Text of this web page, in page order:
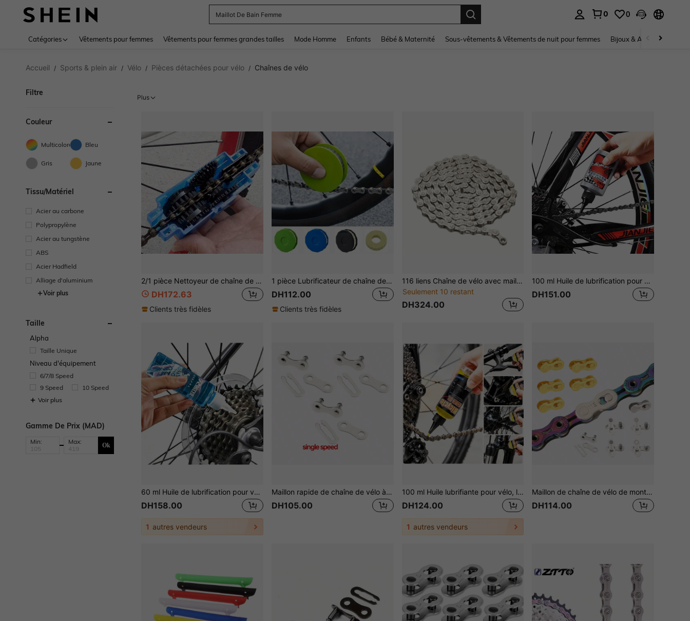
Sac
0 0
Catégories Vêtements pour femmes Vêtements pour femmes grandes tailles Mode Homme Enfants Bébé & Maternité Sous-vêtements & Vêtements de nuit pour femmes Bijoux & Accessoires pour
Accueil / Sports & plein air / Vélo / Pièces détachées pour vélo / Chaînes de vélo
Filtre
Couleur
Multicolore Bleu
Gris Jaune
Tissu/matériel
Acier au carbone
Polypropylène
Acier au tungstène
ABS
Acier Hadfield
Alliage d'aluminium
Voir plus
Taille
Alpha
Taille Unique
Niveau d'équipement
6/7/8 Speed
9 Speed
10 Speed
Voir plus
Gamme De Prix (MAD)
Min: Max: Ok
Plus
2/1 pièce Nettoyeur de chaîne de vélo de montagne portable / Outil de nettoyage pour l'entretien de la chaîne de vélo de route
DH172.63
Clients très fidèles
1 pièce Lubrificateur de chaîne de vélo portable universel, facile à utiliser. L'huileur assure une chaîne anti-rouille et une conduite en douceur
DH112.00
Clients très fidèles
116 liens Chaîne de vélo avec maillon à largage rapide - Remplacement universel pour les vélos de montagne, les vélos de route et les vélos hybrides 6/7/8 vitesses
Seulement 10 restant
DH324.00
100 ml Huile de lubrification pour vélo, huile d'entretien de vélo imperméable et anti-rouille, convient pour les chaînes de vélo de montagne, de route, lubrifiant polyvalent pour l'avant et l'arrière des amortisseurs anti-rouille et anti-poussière, pièces de réparation de vélo
DH151.00
60 ml Huile de lubrification pour vélo, huile d'entretien de vélo résistant à l'eau, lubrifiant anti-rouille pour chaîne de vélo de montagne et de route, amortisseur avant et arrière, huile anti-rouille anti-poussière
DH158.00
1 autres vendeurs
Maillon rapide de chaîne de vélo à vitesse unique, clip de chaîne de vélo de route, clip de chaîne de vélo tout-terrain à dégagement rapide
DH105.00
100 ml Huile lubrifiante pour vélo, lubrifiant pour chaîne de vélo de montagne et de route, huile d'entretien pour vélo, huile antirouille et anti-poussière pour fourche de suspension
DH124.00
1 autres vendeurs
Maillon de chaîne de vélo de montagne, maillon magique, maillon de chaîne de vélo, clip de libération rapide, chaîne de vélo de route, clip portable, dérive-chaîne, outil de retrait de chaîne
DH114.00